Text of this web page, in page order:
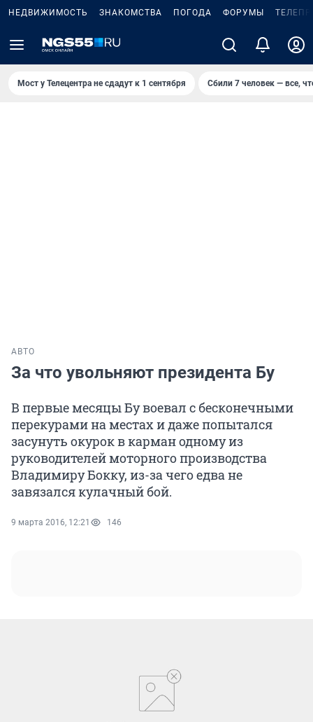
НЕДВИЖИМОСТЬ ЗНАКОМСТВА ПОГОДА ФОРУМЫ
Мост у Телецентра не сдадут к 1 сентября Сбили 7 человек — все,
АВТО
За что увольняют президента Бу
В первые месяцы Бу воевал с бесконечными
перекурами на местах и даже попытался
засунуть окурок в карман одному из
руководителей моторного производства
Владимиру Бокку, из-за чего едва не
завязался кулачный бой.
9 марта 2016, 12:21 146